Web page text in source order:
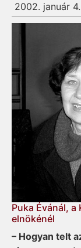
2002. január
Puka Évánál,
elnökénél
– Hogyan telt